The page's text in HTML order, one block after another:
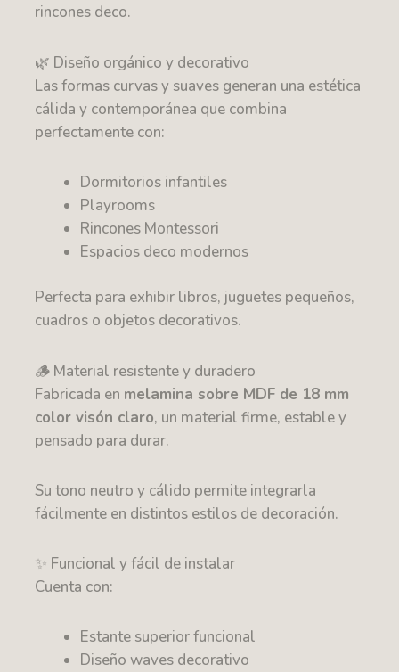
rincones deco.
🌿 Diseño orgánico y decorativo
Las formas curvas y suaves generan una estética
cálida y contemporánea que combina
perfectamente con:
Dormitorios infantiles
Playrooms
Rincones Montessori
Espacios deco modernos
Perfecta para exhibir libros, juguetes pequeños,
cuadros o objetos decorativos.
🪵 Material resistente y duradero
Fabricada en melamina sobre MDF de 18 mm
color visón claro, un material firme, estable y
pensado para durar.
Su tono neutro y cálido permite integrarla
fácilmente en distintos estilos de decoración.
✨ Funcional y fácil de instalar
Cuenta con:
Estante superior funcional
Diseño waves decorativo